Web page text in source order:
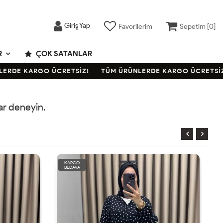
Giriş Yap Favorilerim Sepetim [0]
ÇOK SATANLAR
KARGO ÜCRETSİZ! TÜM ÜRÜNLERDE KARGO ÜCRETSİZ!
deneyin.
KARGO
BEDAVA